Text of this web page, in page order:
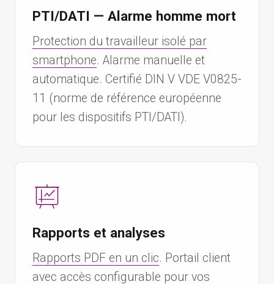
PTI/DATI — Alarme homme mort
Protection du travailleur isolé par
smartphone. Alarme manuelle et
automatique. Certifié DIN V VDE V0825-
11 (norme de référence européenne
pour les dispositifs PTI/DATI).
Rapports et analyses
Rapports PDF en un clic. Portail client
avec accès configurable pour vos